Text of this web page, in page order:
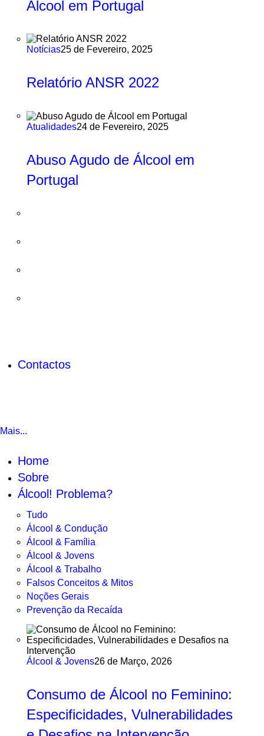
Álcool em Portugal
Notícias25 de Fevereiro, 2025
Relatório ANSR 2022
Atualidades24 de Fevereiro, 2025
Abuso Agudo de Álcool em
Portugal
Contactos
Mais...
Home
Sobre
Álcool! Problema?
Tudo
Álcool & Condução
Álcool & Família
Álcool & Jovens
Álcool & Trabalho
Falsos Conceitos & Mitos
Noções Gerais
Prevenção da Recaída
Álcool & Jovens26 de Março, 2026
Consumo de Álcool no Feminino:
Especificidades, Vulnerabilidades